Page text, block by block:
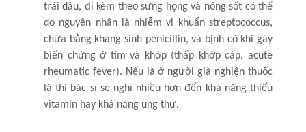
trái dâu, đi kèm theo sưng họng và nóng sốt có thể
do nguyên nhân là nhiễm vi khuẩn streptococcus,
chữa bằng kháng sinh penicillin, và bịnh có khi gây
biến chứng ở tim và khớp (thấp khớp cấp, acute
rheumatic fever). Nếu là ở người già nghiện thuốc
lá thì bác sĩ sẽ nghĩ nhiều hơn đến khả năng thiếu
vitamin hay khả năng ung thư.